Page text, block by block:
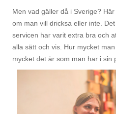
Men vad gäller då i Sverige?
om man vill dricksa eller inte.
servicen har varit extra bra och
alla sätt och vis. Hur mycket
mycket det är som man har i sin